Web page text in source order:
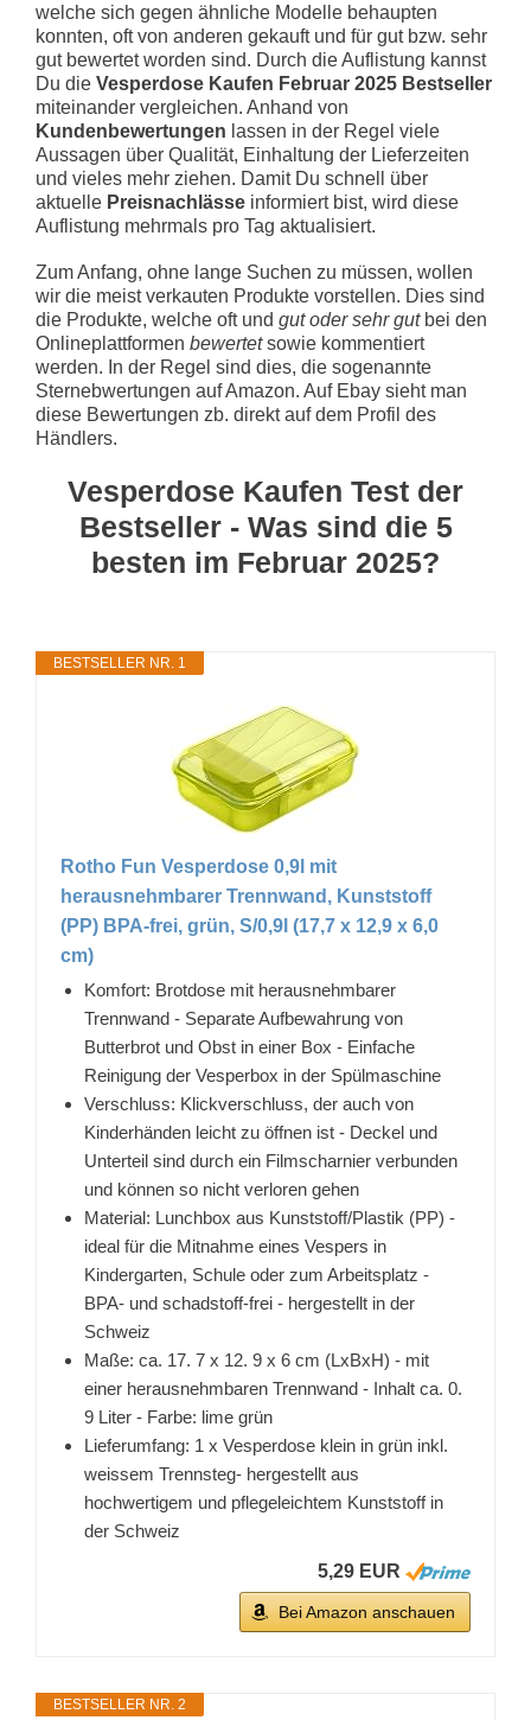
welche sich gegen ähnliche Modelle behaupten
konnten, oft von anderen gekauft und für gut bzw. sehr
gut bewertet worden sind. Durch die Auflistung kannst
Du die Vesperdose Kaufen Februar 2025 Bestseller
miteinander vergleichen. Anhand von
Kundenbewertungen lassen in der Regel viele
Aussagen über Qualität, Einhaltung der Lieferzeiten
und vieles mehr ziehen. Damit Du schnell über
aktuelle Preisnachlässe informiert bist, wird diese
Auflistung mehrmals pro Tag aktualisiert.
Zum Anfang, ohne lange Suchen zu müssen, wollen
wir die meist verkauten Produkte vorstellen. Dies sind
die Produkte, welche oft und gut oder sehr gutbei den
Onlineplattformen bewertetsowie kommentiert
werden. In der Regel sind dies, die sogenannte
Sternebwertungen auf Amazon. Auf Ebay sieht man
diese Bewertungen zb. direkt auf dem Profil des
Händlers.
Vesperdose Kaufen Test der
Bestseller - Was sind die 5
besten im Februar 2025?
BESTSELLER NR. 1
Rotho Fun Vesperdose 0,9l mit
herausnehmbarer Trennwand, Kunststoff
(PP) BPA-frei, grün, S/0,9l (17,7 x 12,9 x 6,0
cm)
Komfort: Brotdose mit herausnehmbarer
Trennwand - Separate Aufbewahrung von
Butterbrot und Obst in einer Box - Einfache
Reinigung der Vesperbox in der Spülmaschine
Verschluss: Klickverschluss, der auch von
Kinderhänden leicht zu öffnen ist - Deckel und
Unterteil sind durch ein Filmscharnier verbunden
und können so nicht verloren gehen
Material: Lunchbox aus Kunststoff/Plastik (PP) -
ideal für die Mitnahme eines Vespers in
Kindergarten, Schule oder zum Arbeitsplatz -
BPA- und schadstoff-frei - hergestellt in der
Schweiz
Maße: ca. 17. 7 x 12. 9 x 6 cm (LxBxH) - mit
einer herausnehmbaren Trennwand - Inhalt ca. 0.
9 Liter - Farbe: lime grün
Lieferumfang: 1 x Vesperdose klein in grün inkl.
weissem Trennsteg- hergestellt aus
hochwertigem und pflegeleichtem Kunststoff in
der Schweiz
5,29 EUR
Bei Amazon anschauen
BESTSELLER NR. 2